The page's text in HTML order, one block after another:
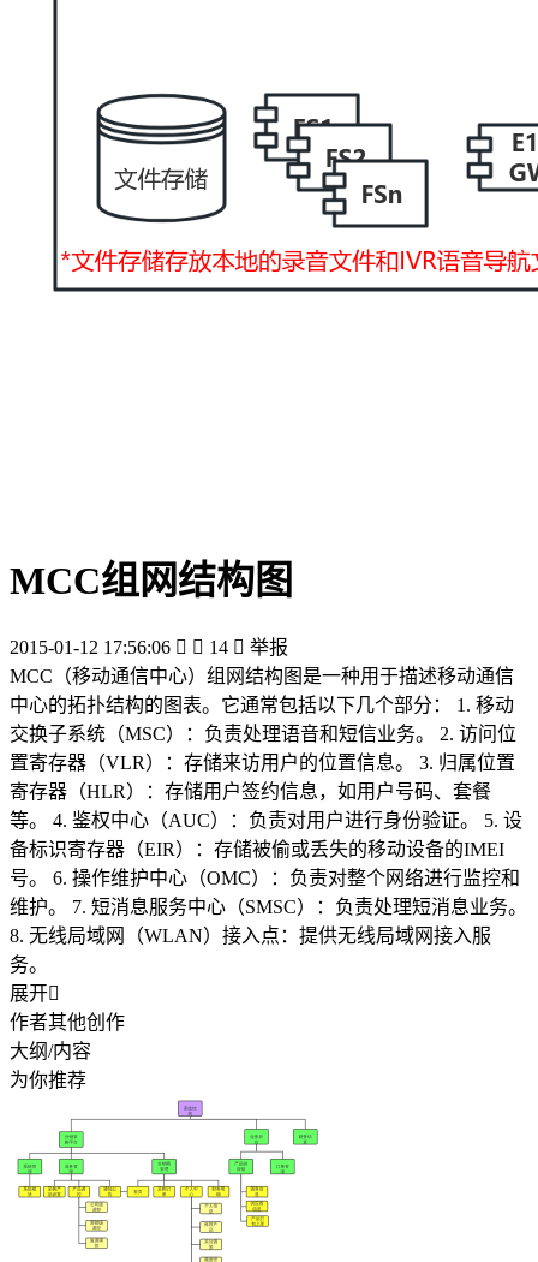
MCC组网结构图
2015-01-12 17:56:06   14  举报
MCC（移动通信中心）组网结构图是一种用于描述移动通信
中心的拓扑结构的图表。它通常包括以下几个部分： 1. 移动
交换子系统（MSC）：负责处理语音和短信业务。 2. 访问位
置寄存器（VLR）：存储来访用户的位置信息。 3. 归属位置
寄存器（HLR）：存储用户签约信息，如用户号码、套餐
等。 4. 鉴权中心（AUC）：负责对用户进行身份验证。 5. 设
备标识寄存器（EIR）：存储被偷或丢失的移动设备的IMEI
号。 6. 操作维护中心（OMC）：负责对整个网络进行监控和
维护。 7. 短消息服务中心（SMSC）：负责处理短消息业务。
8. 无线局域网（WLAN）接入点：提供无线局域网接入服
务。
展开
作者其他创作
大纲/内容
为你推荐